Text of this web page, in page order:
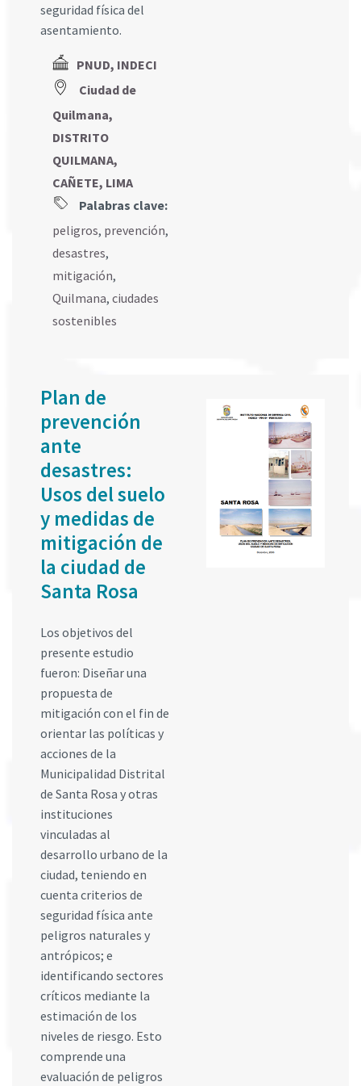
seguridad física del
asentamiento.
PNUD, INDECI
Ciudad de
Quilmana,
DISTRITO
QUILMANA,
CAÑETE, LIMA
Palabras clave:
peligros, prevención,
desastres,
mitigación,
Quilmana, ciudades
sostenibles
Plan de
prevención
ante
desastres:
Usos del suelo
y medidas de
mitigación de
la ciudad de
Santa Rosa
Los objetivos del
presente estudio
fueron: Diseñar una
propuesta de
mitigación con el fin de
orientar las políticas y
acciones de la
Municipalidad Distrital
de Santa Rosa y otras
instituciones
vinculadas al
desarrollo urbano de la
ciudad, teniendo en
cuenta criterios de
seguridad física ante
peligros naturales y
antrópicos; e
identificando sectores
críticos mediante la
estimación de los
niveles de riesgo. Esto
comprende una
evaluación de peligros